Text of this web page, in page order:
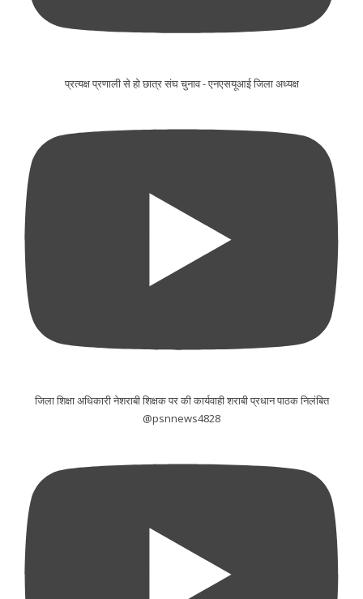
प्रत्यक्ष प्रणाली से हो छात्र संघ चुनाव - एनएसयूआई जिला अध्यक्ष
जिला शिक्षा अधिकारी नेशराबी शिक्षक पर की कार्यवाही शराबी प्रधान पाठक निलंबित
@psnnews4828